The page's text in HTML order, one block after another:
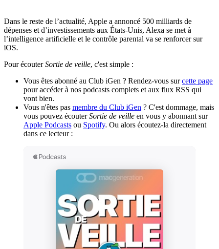
Dans le reste de l’actualité, Apple a annoncé 500 milliards de
dépenses et d’investissements aux États-Unis, Alexa se met à
l’intelligence artificielle et le contrôle parental va se renforcer sur
iOS.
Pour écouterSortie de veille, c'est simple :
Vous êtes abonné au Club iGen ? Rendez-vous surcette page
pour accéder à nos podcasts complets et aux flux RSS qui
vont bien.
Vous n'êtes pas membre du Club iGen ? C'est dommage, mais
vous pouvez écouterSortie de veille en vous y abonnant sur
Apple Podcasts ou Spotify. Ou alors écoutez-la directement
dans ce lecteur :